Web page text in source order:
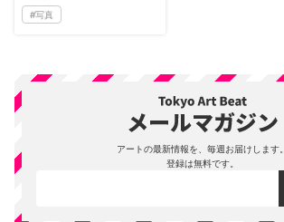
#写真
アートの最新情報を、毎週お届けします。
登録は無料です。